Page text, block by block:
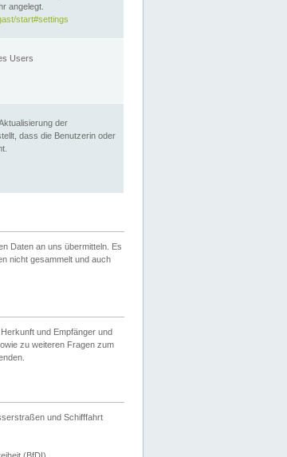
angelegt.
start#settings
Users
der
dass die Benutzerin oder
Daten an uns übermitteln. Es
nicht gesammelt und auch
und Empfänger und
zu weiteren Fragen zum
und Schifffahrt